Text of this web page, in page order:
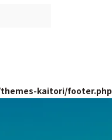
kaitori/footer.php